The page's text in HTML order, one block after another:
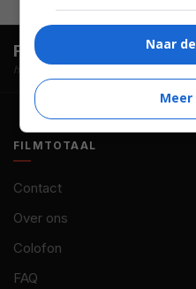
FilmTotaal. Hét online
hosted by
FILMTOTAAL
Contact
Over ons
Colofon
FAQ
Naar